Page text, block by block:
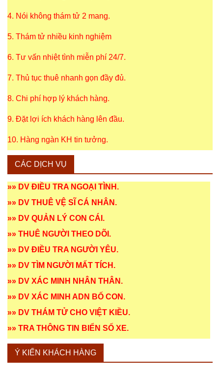
4. Nói không thám tử 2 mang.
5. Thám tử nhiều kinh nghiệm
6. Tư vấn nhiệt tình miễn phí 24/7.
7. Thủ tục thuê nhanh gọn đầy đủ.
8. Chi phí hợp lý khách hàng.
9. Đặt lợi ích khách hàng lên đầu.
10. Hàng ngàn KH tin tưởng.
CÁC DỊCH VỤ
»» DV ĐIỀU TRA NGOẠI TÌNH .
»» DV THUÊ VỆ SĨ CÁ NHÂN .
»» DV QUẢN LÝ CON CÁI .
»» THUÊ NGƯỜI THEO DÕI .
»» DV ĐIỀU TRA NGƯỜI YÊU.
»» DV TÌM NGƯỜI MẤT TÍCH .
»» DV XÁC MINH NHÂN THÂN .
»» DV XÁC MINH ADN BỐ CON .
»» DV THÁM TỬ CHO VIỆT KIỀU.
»» TRA THÔNG TIN BIỂN SỐ XE.
Ý KIẾN KHÁCH HÀNG